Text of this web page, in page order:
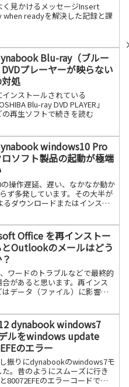
く見かけるメッセージInsert
readyを解決した記録と課
Blu-ray（ブルー
プレーヤーが映らない
処
ンストールされている
Blu-ray DVD PLAYER」
の再生ソフトで続きを読む
windows10 Pro
ソフト製品の起動が極端
操作遅延、遅い、なかなか動か
ず多発しています。その大半が
ダウンロードまたはインスト
Office を再インストー
Outlookのメールはどう
ワードのトラブルなどで最終的
があると思います。再インス
データ（ファイル）に影響な
dynabook windows7
ルをwindows update
のエラー
振りにdynabookのwindows7モ
。昔のようにスムーズに行き
のエラーコードでア